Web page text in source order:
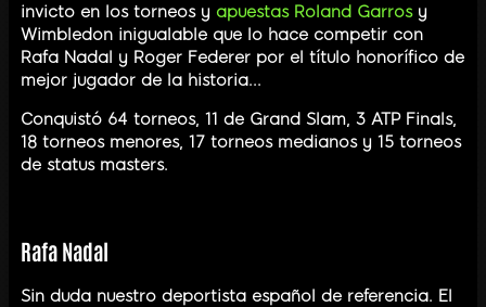
invicto en los torneos y apuestas Roland Garrosy
Wimbledon inigualable que lo hace competir con
Rafa Nadal y Roger Federer por el título honorífico de
mejor jugador de la historia...
Conquistó 64 torneos, 11 de Grand Slam, 3 ATP Finals,
18 torneos menores, 17 torneos medianos y 15 torneos
de status masters.
Rafa Nadal
Sin duda nuestro deportista español de referencia. El